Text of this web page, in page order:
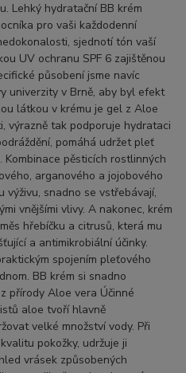
Lehký hydratační BB krém
pro vaši každodenní
sjednotí tón vaší
UV ochranu SPF 6 zajištěnou
působení jsme navíc
univerzity v Brně, aby byl efekt
látkou v krému je gel z Aloe
výrazně tak podporuje hydrataci
pomáhá udržet pleť
pěsticích rostlinných
arganového a jojobového
snadno se vstřebávají,
vnějšími vlivy. A nakonec, krém
hřebíčku a citrusů, která mu
a antimikrobiální účinky.
spojením pleťového
BB krém si snadno
přírody Aloe vera Účinné
aloe tvoří hlavně
velké množství vody. Při
pokožky, udržuje ji
vrásek způsobených